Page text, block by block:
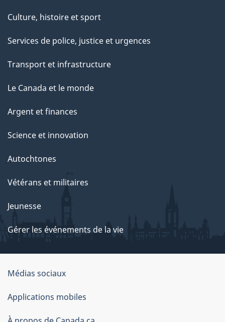
Culture, histoire et sport
Services de police, justice et urgences
Transport et infrastructure
Le Canada et le monde
Argent et finances
Science et innovation
Autochtones
Vétérans et militaires
Jeunesse
Gérer les événements de la vie
Organisation
du
gouvernement
Médias sociaux
Applications mobiles